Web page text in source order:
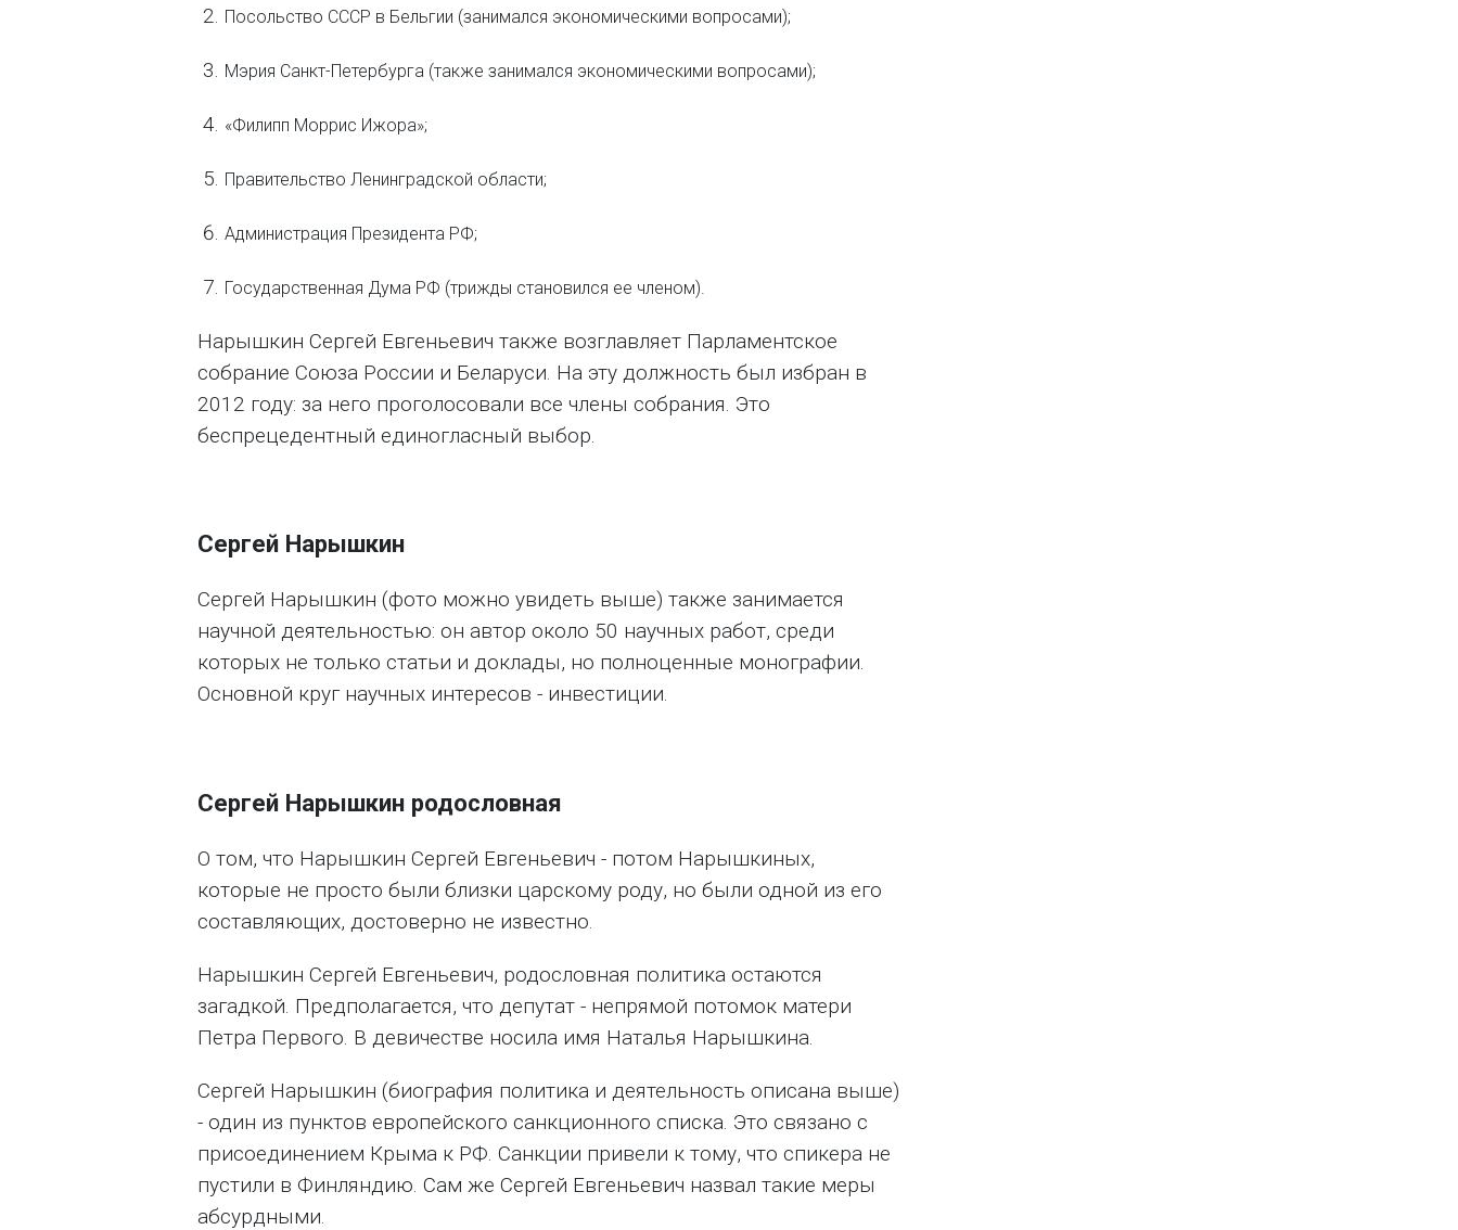
Посольство СССР в Бельгии (занимался экономическими вопросами);
Мэрия Санкт-Петербурга (также занимался экономическими вопросами);
«Филипп Моррис Ижора»;
Правительство Ленинградской области;
Администрация Президента РФ;
Государственная Дума РФ (трижды становился ее членом).
Нарышкин Сергей Евгеньевич также возглавляет Парламентское
собрание Союза России и Беларуси. На эту должность был избран в
2012 году: за него проголосовали все члены собрания. Это
беспрецедентный единогласный выбор.
Сергей Нарышкин
Сергей Нарышкин (фото можно увидеть выше) также занимается
научной деятельностью: он автор около 50 научных работ, среди
которых не только статьи и доклады, но полноценные монографии.
Основной круг научных интересов - инвестиции.
Сергей Нарышкин родословная
О том, что Нарышкин Сергей Евгеньевич - потом Нарышкиных,
которые не просто были близки царскому роду, но были одной из его
составляющих, достоверно не известно.
Нарышкин Сергей Евгеньевич, родословная политика остаются
загадкой. Предполагается, что депутат - непрямой потомок матери
Петра Первого. В девичестве носила имя Наталья Нарышкина.
Сергей Нарышкин (биография политика и деятельность описана выше)
- один из пунктов европейского санкционного списка. Это связано с
присоединением Крыма к РФ. Санкции привели к тому, что спикера не
пустили в Финляндию. Сам же Сергей Евгеньевич назвал такие меры
абсурдными.